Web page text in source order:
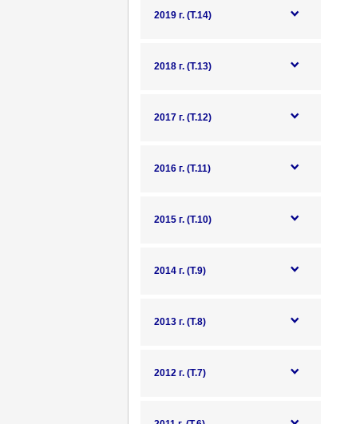
2019 г. (Т.14)
2018 г. (Т.13)
2017 г. (Т.12)
2016 г. (Т.11)
2015 г. (Т.10)
2014 г. (Т.9)
2013 г. (Т.8)
2012 г. (Т.7)